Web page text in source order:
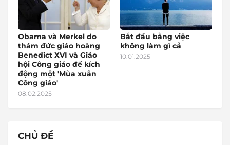
Obama và Merkel do
thám đức giáo hoàng
Benedict XVI và Giáo
hội Công giáo để kích
động một 'Mùa xuân
Công giáo'
08.02.2025
Bắt đầu bằng việc
không làm gì cả
10.01.2025
CHỦ ĐỀ